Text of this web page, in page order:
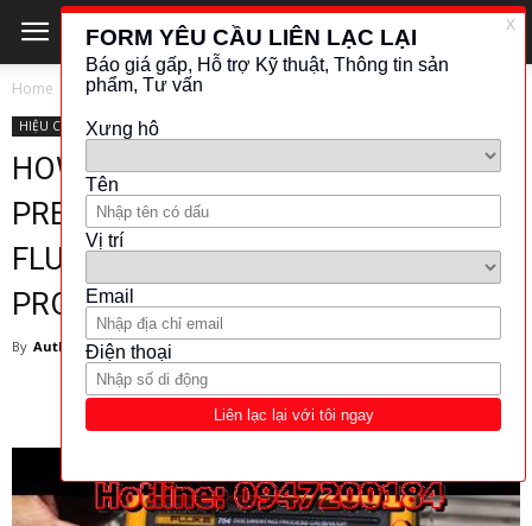
Home HIỆU CHUẨN - CÂN CHỈNH
HIỆU CHUẨN - CÂN CHỈNH
HOW TO TEST A HART SMART
PRESSURE TRANSMITTER WITH THE
FLUKE 754 DOCUMENTATION
PROCESS CALIBRATOR
By Author - June 30, 2021